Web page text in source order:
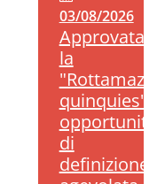
03/08/2026
Approvata
la
quinquies":
opportunità
di
definizione